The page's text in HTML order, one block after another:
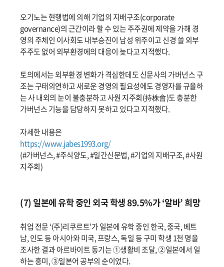
오기노는 현행법에 의해 기업의 지배구조(corporate
governance)의 근간이라 할 수 있는 주주권에 제약을 가해 경
영의 주체인 이사회도 내부승진이 남성 위주이고 신경 쓸 외부
주주도 없어 외부환경에의 대응이 늦다고 지적했다.
토의에서는 외부환경 변화가 격심한데도 신문사의 가버넌스 구
조는 구태의연하고 새로운 경영의 필요성에도 경영자를 규율하
는 사 내외의 눈이 불충분하고 사원 지주회(持株會)도 충분한
가버넌스 기능을 담당하지 못하고 있다고 지적했다.
자세한 내용은
https://www.jabes1993.org/
(#가버넌스, #주식양도, #일간신문법, #기업의 지배구조, #사원
지주회)
(7) 일본에 유학 중인 외국 학생 89.5%가 ‘알바’ 희망
취업 전문 ‘(주)리쿠르트’가 일본에 유학 중인 한국, 중국, 베트
남, 인도 등 아시아와 미국, 프랑스, 독일 등 구미 학생 1천 명을
조사한 결과 아르바이트 동기는 ①생활비 조달, ②일본에서 일
하는 흥미, ③일본어 공부의 순이었다.